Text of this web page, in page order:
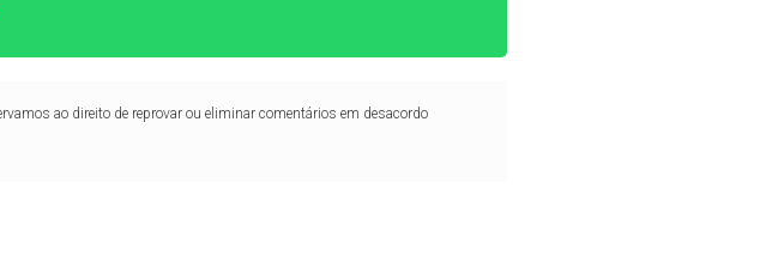
ao direito de reprovar ou eliminar comentários em desacordo